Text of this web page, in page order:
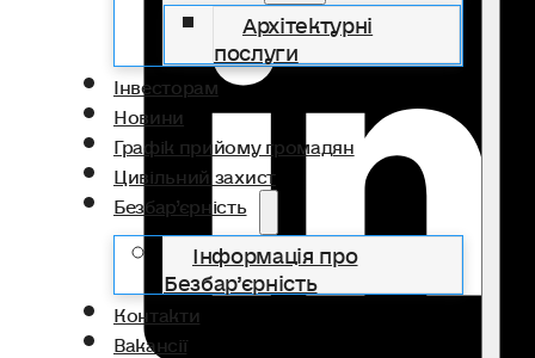
Архітектурні
послуги
Інвесторам
Новини
Графік прийому громадян
Цивільний захист
Безбар’єрність
Інформація про
Безбар’єрність
Контакти
Вакансії